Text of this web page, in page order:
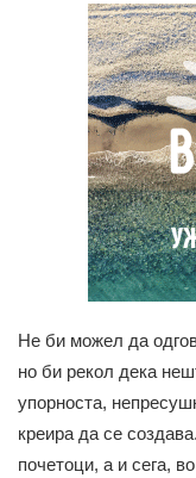
Не би можел да
но би рекол дека
упорноста,
креира да се
почетоци, а и сега,